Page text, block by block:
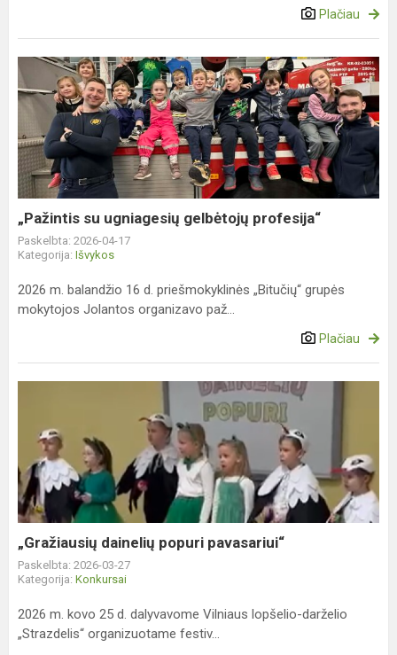
Plačiau
„Pažintis
su
ugniagesių
gelbėtojų
profesija“
„Pažintis su ugniagesių gelbėtojų profesija“
Paskelbta: 2026-04-17
Kategorija: Išvykos
2026 m. balandžio 16 d. priešmokyklinės „Bitučių“ grupės
mokytojos Jolantos organizavo paž...
Plačiau
popuri
pavasariui“
„Gražiausių dainelių popuri pavasariui“
Paskelbta: 2026-03-27
Kategorija: Konkursai
2026 m. kovo 25 d. dalyvavome Vilniaus lopšelio-darželio
„Strazdelis“ organizuotame festiv...